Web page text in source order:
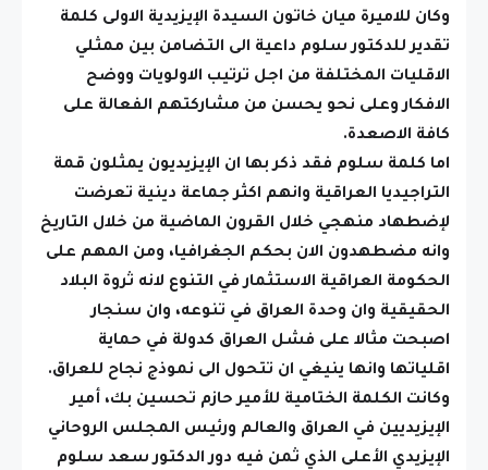
وكان للاميرة ميان خاتون السيدة الإيزيدية الاولى كلمة
تقدير للدكتور سلوم داعية الى التضامن بين ممثلي
الاقليات المختلفة من اجل ترتيب الاولويات ووضح
الافكار وعلى نحو يحسن من مشاركتهم الفعالة على
كافة الاصعدة.
اما كلمة سلوم فقد ذكر بها ان الإيزيديون يمثلون قمة
التراجيديا العراقية وانهم اكثر جماعة دينية تعرضت
لإضطهاد منهجي خلال القرون الماضية من خلال التاريخ
وانه مضطهدون الان بحكم الجغرافيا، ومن المهم على
الحكومة العراقية الاستثمار في التنوع لانه ثروة البلاد
الحقيقية وان وحدة العراق في تنوعه، وان سنجار
اصبحت مثالا على فشل العراق كدولة في حماية
اقلياتها وانها ينيغي ان تتحول الى نموذج نجاح للعراق.
وكانت الكلمة الختامية للأمير حازم تحسين بك، أمير
الإيزيديين في العراق والعالم ورئيس المجلس الروحاني
الإيزيدي الأعلى الذي ثمن فيه دور الدكتور سعد سلوم